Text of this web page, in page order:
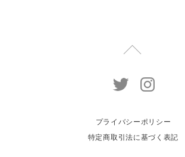
プライバシーポリシー
特定商取引法に基づく表記